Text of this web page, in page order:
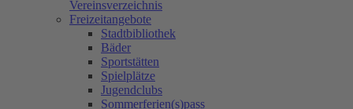
Vereinsverzeichnis
Freizeitangebote
Stadtbibliothek
Bäder
Sportstätten
Spielplätze
Jugendclubs
Sommerferien(s)pass